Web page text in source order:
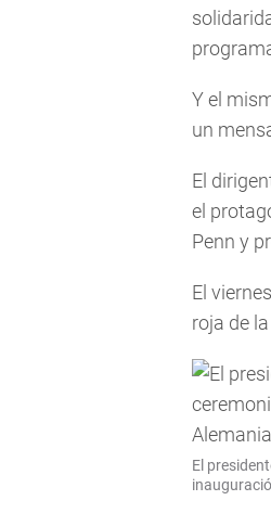
Y el
un
El
el
Penn y
El
roja de
El